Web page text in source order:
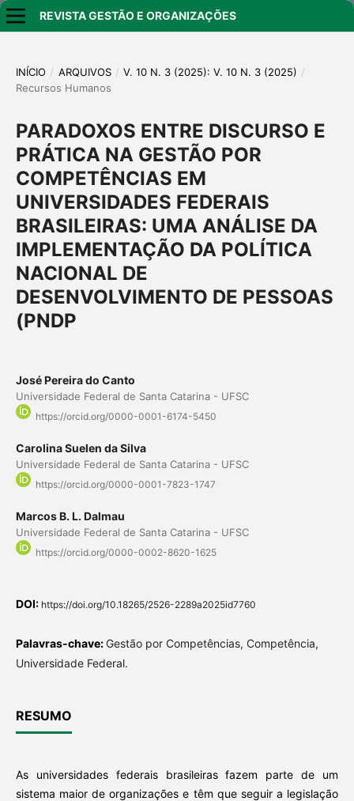
REVISTA GESTÃO E ORGANIZAÇÕES
INÍCIO / ARQUIVOS / V. 10 N. 3 (2025): V. 10 N. 3 (2025) /
Recursos Humanos
PARADOXOS ENTRE DISCURSO E
PRÁTICA NA GESTÃO POR
COMPETÊNCIAS EM
UNIVERSIDADES FEDERAIS
BRASILEIRAS: UMA ANÁLISE DA
IMPLEMENTAÇÃO DA POLÍTICA
NACIONAL DE
DESENVOLVIMENTO DE PESSOAS
(PNDP
José Pereira do Canto
Universidade Federal de Santa Catarina - UFSC
https://orcid.org/0000-0001-6174-5450
Carolina Suelen da Silva
Universidade Federal de Santa Catarina - UFSC
https://orcid.org/0000-0001-7823-1747
Marcos B. L. Dalmau
Universidade Federal de Santa Catarina - UFSC
https://orcid.org/0000-0002-8620-1625
DOI: https://doi.org/10.18265/2526-2289a2025id7760
Palavras-chave: Gestão por Competências, Competência,
Universidade Federal.
RESUMO
As universidades federais brasileiras fazem parte de um
sistema maior de organizações e têm que seguir a legislação